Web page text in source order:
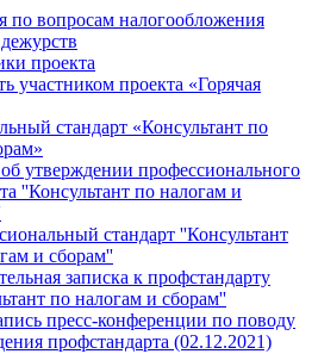
по вопросам налогообложения
проекта
участником проекта «Горячая
стандарт «Консультант по
утверждении профессионального
''Консультант по налогам и
стандарт ''Консультант
и сборам''
записка к профстандарту
по налогам и сборам''
пресс-конференции по поводу
профстандарта (02.12.2021)